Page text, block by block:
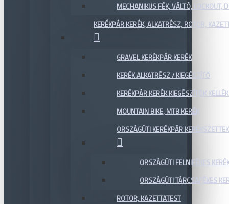
MECHANIKUS FÉK, VÁLTÓ, LOCKOUT,
KERÉKPÁR KERÉK, ALKATRÉSZ, ROTOR,
GRAVEL KERÉKPÁR KERÉK
KERÉK ALKATRÉSZ / KIEGÉSZÍTŐ
KERÉKPÁR KERÉK KIEGÉSZÍTŐK
MOUNTAIN BIKE, MTB KERÉK
ORSZÁGÚTI KERÉKPÁR KERÉKSZETTEK
ORSZÁGÚTI FELNIFÉKES
ORSZÁGÚTI TÁRCSAFÉKES
ROTOR, KAZETTATEST